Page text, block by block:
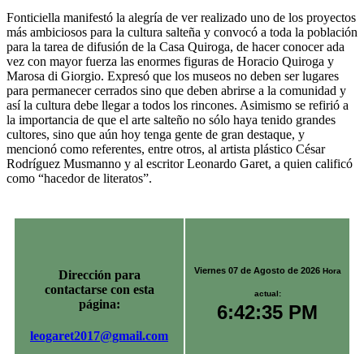
Fonticiella manifestó la alegría de ver realizado uno de los proyectos
más ambiciosos para la cultura salteña y convocó a toda la población
para la tarea de difusión de la Casa Quiroga, de hacer conocer ada
vez con mayor fuerza las enormes figuras de Horacio Quiroga y
Marosa di Giorgio. Expresó que los museos no deben ser lugares
para permanecer cerrados sino que deben abrirse a la comunidad y
así la cultura debe llegar a todos los rincones. Asimismo se refirió a
la importancia de que el arte salteño no sólo haya tenido grandes
cultores, sino que aún hoy tenga gente de gran destaque, y
mencionó como referentes, entre otros, al artista plástico César
Rodríguez Musmanno y al escritor Leonardo Garet, a quien calificó
como “hacedor de literatos”.
Dirección para
contactarse con esta
página:
leogaret2017@gmail.com
Viernes 07 de Agosto de 2026 Hora
actual:
6:42:35 PM